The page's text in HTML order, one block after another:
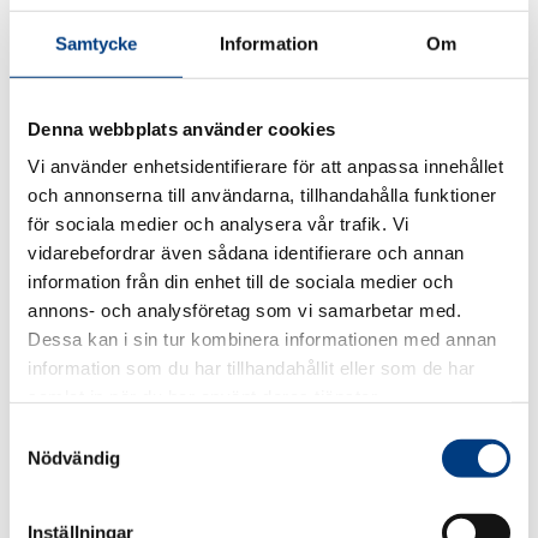
Samtycke Information Om
Denna webbplats använder cookies
Vi använder enhetsidentifierare för att anpassa innehållet
och annonserna till användarna, tillhandahålla funktioner
för sociala medier och analysera vår trafik. Vi
vidarebefordrar även sådana identifierare och annan
information från din enhet till de sociala medier och
annons- och analysföretag som vi samarbetar med.
Dessa kan i sin tur kombinera informationen med annan
information som du har tillhandahållit eller som de har
Nödvändig
Inställningar
Anna Grönlund
Generalsekreterare Naturskyddsföreningen
Filippa Borgström
Verksamhetsledare Klimatkommunerna
Gustaf Engstrand
Näringspolitisk chef Tågföretagen
Bawer Coskun
Förbundsdirektör och vd Svenska Taxiförbundet
Per Hasselberg